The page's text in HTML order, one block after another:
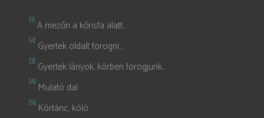
[1] A mezőn a kőrisfa alatt...
[2] Gyertek oldalt forogni...
[3] Gyertek lányok, körben forogjunk...
[4] Mulató dal
[5] Körtánc, kóló